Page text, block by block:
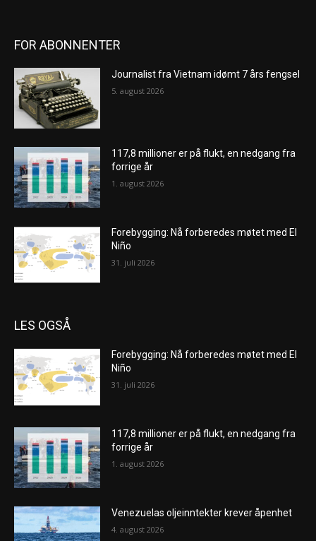
FOR ABONNENTER
Journalist fra Vietnam idømt 7 års fengsel
5. august 2026
117,8 millioner er på flukt, en nedgang fra
forrige år
1. august 2026
Forebygging: Nå forberedes møtet med El
Niño
31. juli 2026
LES OGSÅ
Forebygging: Nå forberedes møtet med El
Niño
31. juli 2026
117,8 millioner er på flukt, en nedgang fra
forrige år
1. august 2026
Venezuelas oljeinntekter krever åpenhet
4. august 2026